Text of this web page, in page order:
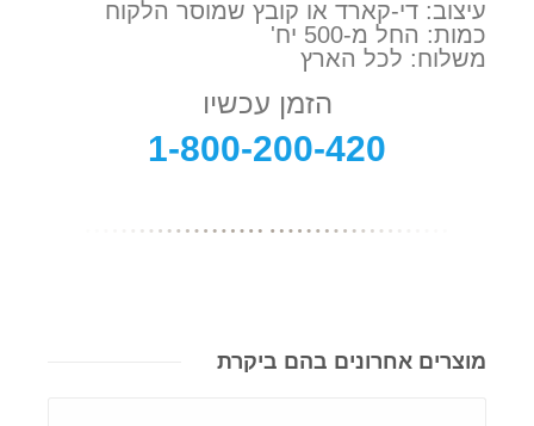
עיצוב: די-קארד או קובץ שמוסר הלקוח
כמות: החל מ-500 יח'
משלוח: לכל הארץ
הזמן עכשיו
1-800-200-420
מוצרים אחרונים בהם ביקרת